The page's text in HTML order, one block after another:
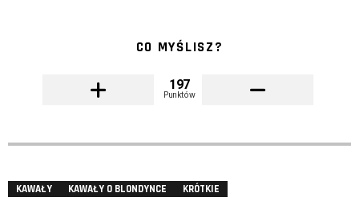
CO MYŚLISZ?
197
Punktów
KAWAŁY KAWAŁY O BLONDYNCE KRÓTKIE